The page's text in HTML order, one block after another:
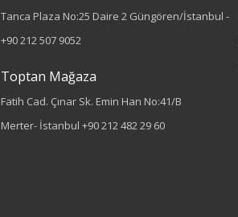
Tanca Plaza No:25 Daire 2 Güngören/İstanbul -
+90 212 507 9052
Toptan Mağaza
Fatih Cad. Çınar Sk. Emin Han No:41/B
Merter- İstanbul +90 212 482 29 60